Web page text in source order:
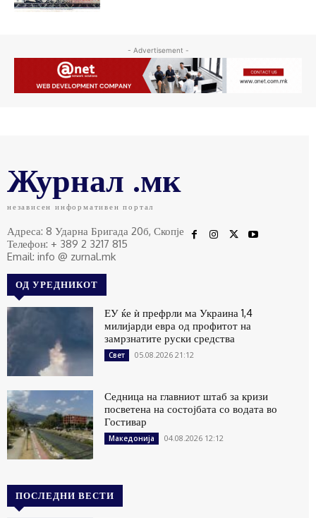
- Advertisement -
Журнал .мк
независен информативен портал
Адреса: 8 Ударна Бригада 20б, Скопје
Телефон: + 389 2 3217 815
Email: info @ zurnal.mk
ОД УРЕДНИКОТ
ЕУ ќе ѝ префрли ма Украина 1,4
милијарди евра од профитот на
замрзнатите руски средства
Свет 05.08.2026 21:12
Седница на главниот штаб за кризи
посветена на состојбата со водата во
Гостивар
Македонија 04.08.2026 12:12
ПОСЛЕДНИ ВЕСТИ